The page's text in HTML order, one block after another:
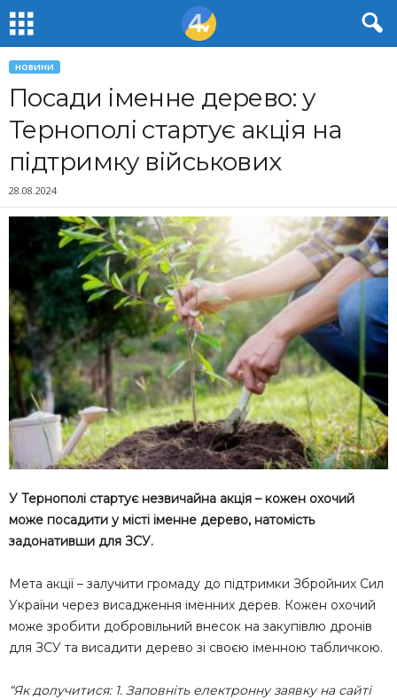
НОВИНИ
Посади іменне дерево: у
Тернополі стартує акція на
підтримку військових
28.08.2024
У Тернополі стартує незвичайна акція – кожен охочий
може посадити у місті іменне дерево, натомість
задонативши для ЗСУ.
Мета акції – залучити громаду до підтримки Збройних Сил
України через висадження іменних дерев. Кожен охочий
може зробити добровільний внесок на закупівлю дронів
для ЗСУ та висадити дерево зі своєю іменною табличкою.
“Як долучитися: 1. Заповніть електронну заявку на сайті